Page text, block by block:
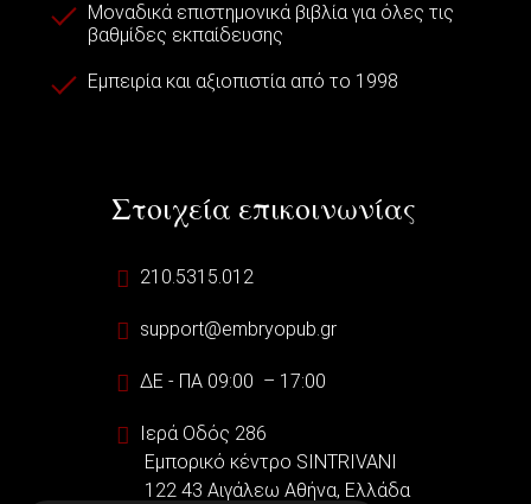
Μοναδικά επιστημονικά βιβλία για όλες τις
βαθμίδες εκπαίδευσης
Εμπειρία και αξιοπιστία από το 1998
Στοιχεία επικοινωνίας
210.5315.012
support@embryopub.gr
ΔΕ - ΠΑ 09:00 – 17:00
Ιερά Οδός 286
Εμπορικό κέντρο SINTRIVANI
122 43 Αιγάλεω Αθήνα, Ελλάδα